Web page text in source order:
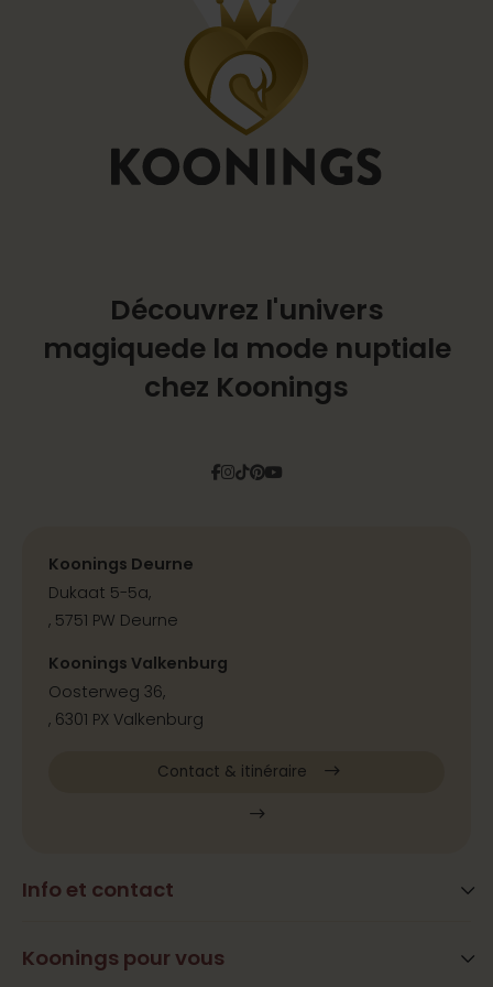
Découvrez l'univers
magiquede la mode nuptiale
chez Koonings
Facebook
Instagram
Tiktok
Pinterest
YouTube
Info et contact
Questions fréquemment posées
Koonings pour vous
Koonings Deurne
Dukaat 5-5a,
, 5751 PW Deurne
Koonings Valkenburg
Oosterweg 36,
, 6301 PX Valkenburg
Contact & itinéraire